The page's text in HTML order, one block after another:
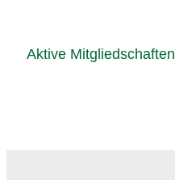
Aktive Mitgliedschaften